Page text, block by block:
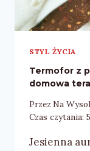
STYL ŻYCIA
Termofor z
domowa
Przez Na
Czas czytania: 5
Jesienna